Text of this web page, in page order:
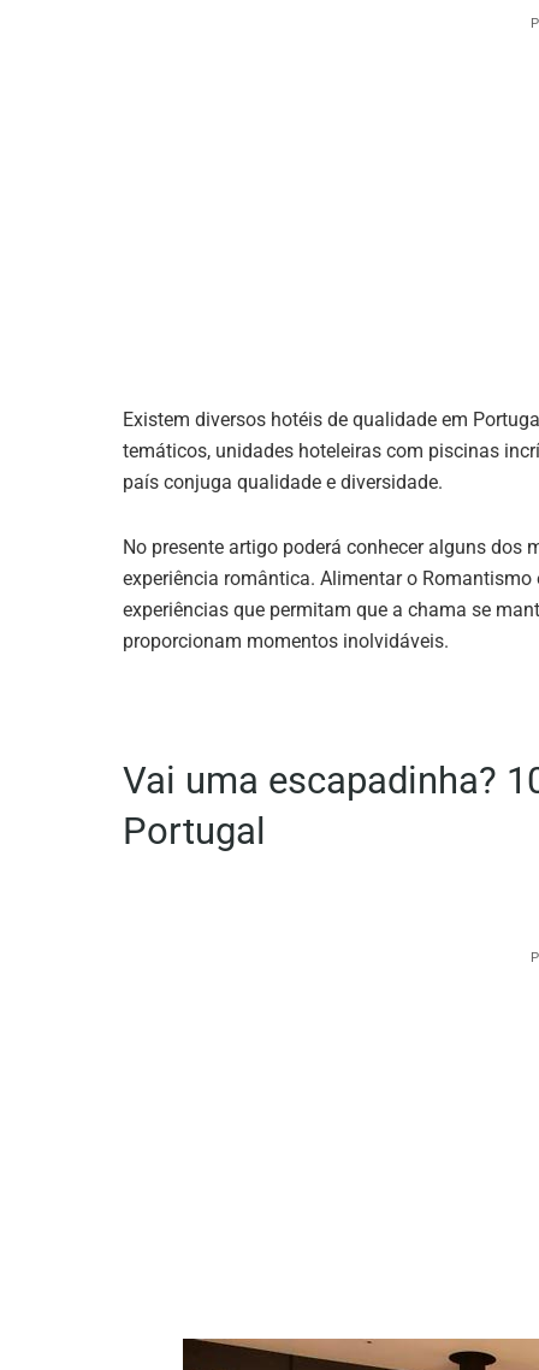
Existem diversos hotéis de qualidade em
temáticos, unidades hoteleiras com piscinas
país conjuga qualidade e diversidade.
No presente artigo poderá conhecer alguns dos
experiência romântica. Alimentar o
experiências que permitam que a chama se
proporcionam momentos inolvidáveis.
Vai uma escapadinha?
Portugal